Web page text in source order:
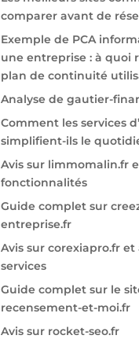
comparer avant de
Exemple de PCA
une entreprise : à quoi
plan de continuité
Analyse de gautier-
Comment les services
simplifient-ils le
Avis sur limmomalin.fr
fonctionnalités
Guide complet sur
entreprise.fr
Avis sur corexiapro.fr et
services
Guide complet sur le
recensement-et-moi.fr
Avis sur rocket-seo.fr